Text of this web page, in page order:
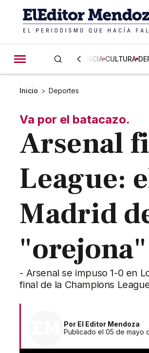
CIENCIA CULTURA
Inicio > Deportes
Va por el batacazo.
Arsenal
League:
Madrid
"orejona"
- Arsenal se impuso 1-0 en
final de la Champions
Por El Editor Mendoza
Publicado el 05 de mayo